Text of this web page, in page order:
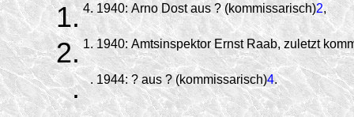
1. 4. 1940: Arno Dost aus ? (kommissarisch)2,
2. 1. 1940: Amtsinspektor Ernst Raab, zuletzt
. . 1944: ? aus ? (kommissarisch)4.